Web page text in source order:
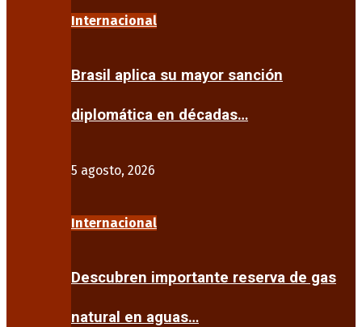
Internacional
Brasil aplica su mayor sanción
diplomática en décadas…
5 agosto, 2026
Internacional
Descubren importante reserva de gas
natural en aguas…